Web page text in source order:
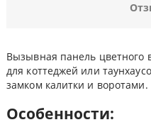
Вызывная панель цветного
для коттеджей или
замком калитки и воротами.
Особенности: